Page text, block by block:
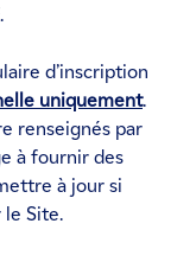
d’inscription
uniquement.
renseignés par
à fournir des
à jour si
le Site.